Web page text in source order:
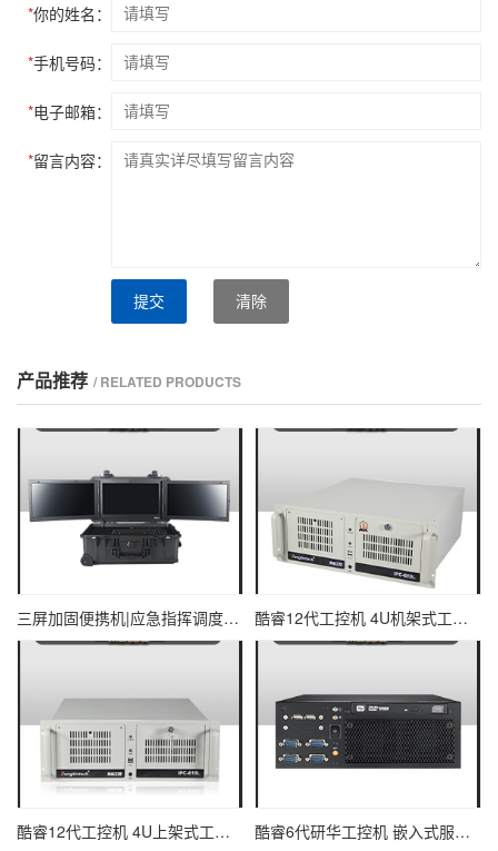
*你的姓名：
*手机号码：
*电子邮箱：
*留言内容：
提交 清除
产品推荐 / RELATED PRODUCTS
三屏加固便携机|应急指挥调度台移动终端|DTG-U1713-XH310 酷睿12代工控机 4U机架式工业控制器 DT-610L-IZ690MA
酷睿12代工控机 4U上架式工业电脑 DT-610L-IH610MB 酷睿6代研华工控机 嵌入式服务器主机 EPC-B2205